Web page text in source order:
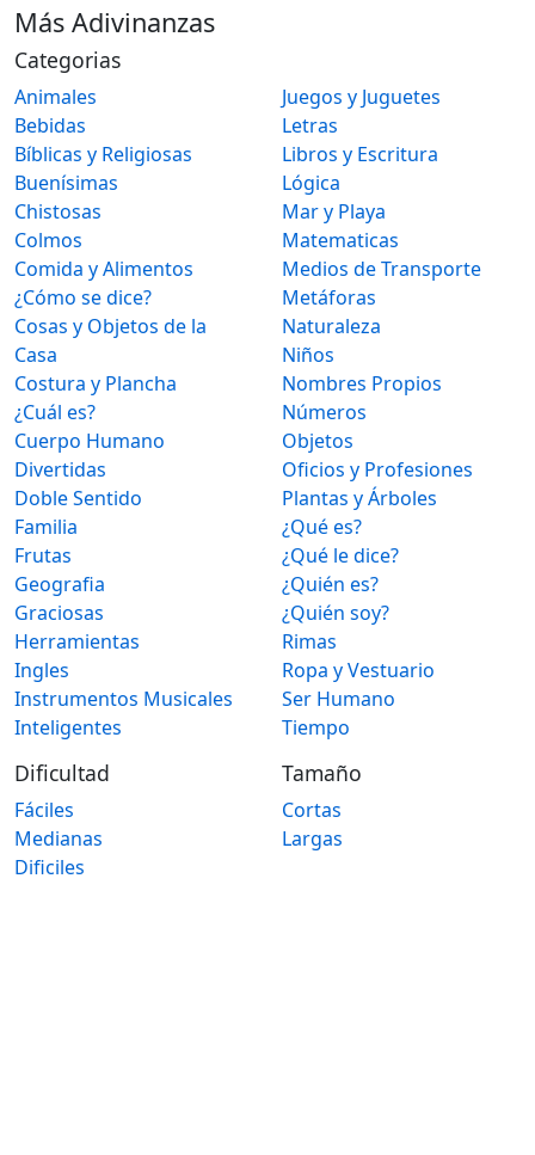
Más Adivinanzas
Categorias
Animales
Bebidas
Bíblicas y Religiosas
Buenísimas
Chistosas
Colmos
Comida y Alimentos
¿Cómo se dice?
Cosas y Objetos de la
Casa
Costura y Plancha
¿Cuál es?
Cuerpo Humano
Divertidas
Doble Sentido
Familia
Frutas
Geografia
Graciosas
Herramientas
Ingles
Instrumentos Musicales
Inteligentes
Juegos y Juguetes
Letras
Libros y Escritura
Lógica
Mar y Playa
Matematicas
Medios de Transporte
Metáforas
Naturaleza
Niños
Nombres Propios
Números
Objetos
Oficios y Profesiones
Plantas y Árboles
¿Qué es?
¿Qué le dice?
¿Quién es?
¿Quién soy?
Rimas
Ropa y Vestuario
Ser Humano
Tiempo
Dificultad
Fáciles
Medianas
Dificiles
Tamaño
Cortas
Largas